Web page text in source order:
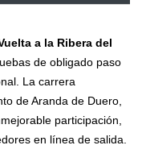
a la Ribera del
de obligado paso
La carrera
de Aranda de Duero,
participación,
en línea de salida.